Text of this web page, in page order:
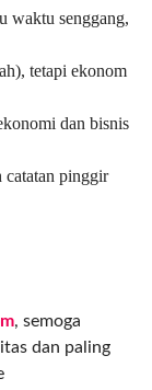
waktu senggang,
tetapi ekonom
dan bisnis
pinggir
, semoga
dan paling